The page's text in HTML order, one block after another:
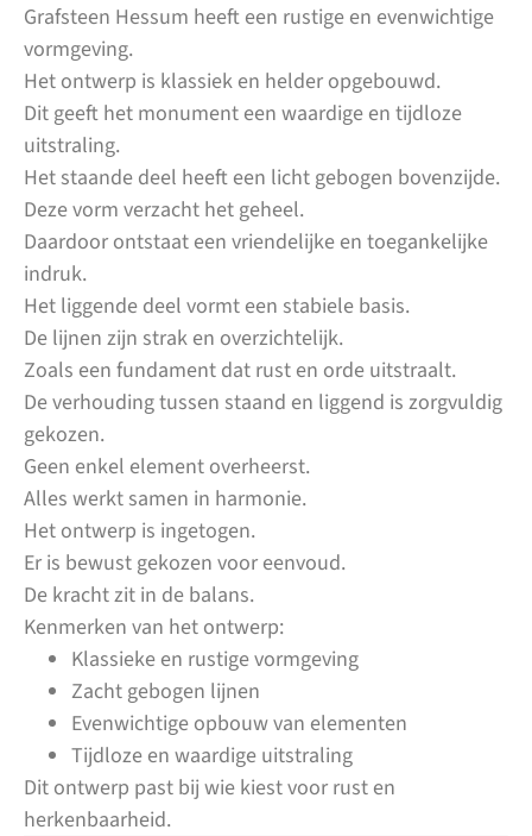
Grafsteen Hessum heeft een rustige en evenwichtige
vormgeving.
Het ontwerp is klassiek en helder opgebouwd.
Dit geeft het monument een waardige en tijdloze
uitstraling.
Het staande deel heeft een licht gebogen bovenzijde.
Deze vorm verzacht het geheel.
Daardoor ontstaat een vriendelijke en toegankelijke
indruk.
Het liggende deel vormt een stabiele basis.
De lijnen zijn strak en overzichtelijk.
Zoals een fundament dat rust en orde uitstraalt.
De verhouding tussen staand en liggend is zorgvuldig
gekozen.
Geen enkel element overheerst.
Alles werkt samen in harmonie.
Het ontwerp is ingetogen.
Er is bewust gekozen voor eenvoud.
De kracht zit in de balans.
Kenmerken van het ontwerp:
Klassieke en rustige vormgeving
Zacht gebogen lijnen
Evenwichtige opbouw van elementen
Tijdloze en waardige uitstraling
Dit ontwerp past bij wie kiest voor rust en
herkenbaarheid.